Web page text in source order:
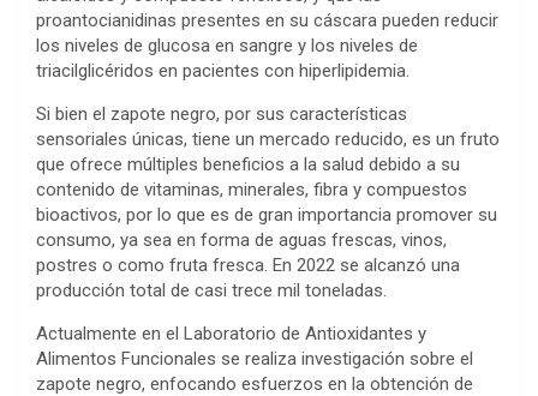
proantocianidinas presentes en su cáscara pueden reducir
los niveles de glucosa en sangre y los niveles de
triacilglicéridos en pacientes con hiperlipidemia.
Si bien el zapote negro, por sus características
sensoriales únicas, tiene un mercado reducido, es un fruto
que ofrece múltiples beneficios a la salud debido a su
contenido de vitaminas, minerales, fibra y compuestos
bioactivos, por lo que es de gran importancia promover su
consumo, ya sea en forma de aguas frescas, vinos,
postres o como fruta fresca. En 2022 se alcanzó una
producción total de casi trece mil toneladas.
Actualmente en el Laboratorio de Antioxidantes y
Alimentos Funcionales se realiza investigación sobre el
zapote negro, enfocando esfuerzos en la obtención de